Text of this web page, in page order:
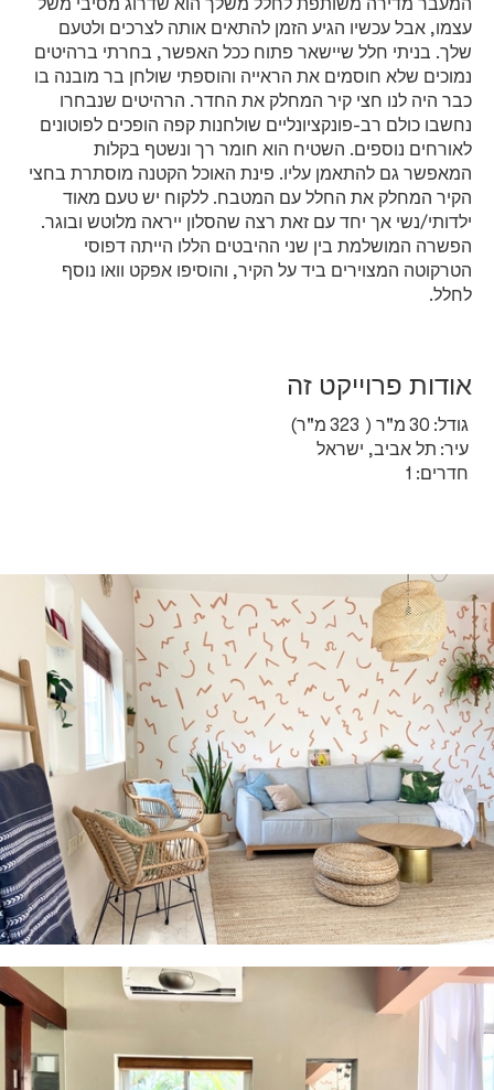
המעבר מדירה משותפת לחלל משלך הוא שדרוג מסיבי משל
עצמו, אבל עכשיו הגיע הזמן להתאים אותה לצרכים ולטעם
שלך. בניתי חלל שיישאר פתוח ככל האפשר, בחרתי ברהיטים
נמוכים שלא חוסמים את הראייה והוספתי שולחן בר מובנה בו
כבר היה לנו חצי קיר המחלק את החדר. הרהיטים שנבחרו
נחשבו כולם רב-פונקציונליים שולחנות קפה הופכים לפוטונים
לאורחים נוספים. השטיח הוא חומר רך ונשטף בקלות
המאפשר גם להתאמן עליו. פינת האוכל הקטנה מוסתרת בחצי
הקיר המחלק את החלל עם המטבח. ללקוח יש טעם מאוד
ילדותי/נשי אך יחד עם זאת רצה שהסלון ייראה מלוטש ובוגר.
הפשרה המושלמת בין שני ההיבטים הללו הייתה דפוסי
הטרקוטה המצוירים ביד על הקיר, והוסיפו אפקט וואו נוסף
לחלל.
אודות פרוייקט זה
גודל: 30 מ"ר ( 323 מ"ר)
עיר: תל אביב, ישראל
חדרים: 1